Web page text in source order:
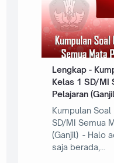
Lengkap -
Kelas 1 SD/MI
Pelajaran
Kumpulan Soal
SD/MI Semua
(Ganjil) - Halo
saja berada,…